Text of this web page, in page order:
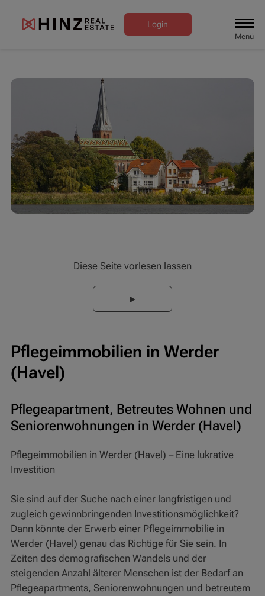
Login
Diese Seite vorlesen lassen
Pflegeimmobilien in Werder
(Havel)
Pflegeapartment, Betreutes Wohnen und
Seniorenwohnungen in Werder (Havel)
Pflegeimmobilien in Werder (Havel) – Eine lukrative
Investition
Sie sind auf der Suche nach einer langfristigen und
zugleich gewinnbringenden Investitionsmöglichkeit?
Dann könnte der Erwerb einer Pflegeimmobilie in
Werder (Havel) genau das Richtige für Sie sein. In
Zeiten des demografischen Wandels und der
steigenden Anzahl älterer Menschen ist der Bedarf an
Pflegeapartments, Seniorenwohnungen und betreutem